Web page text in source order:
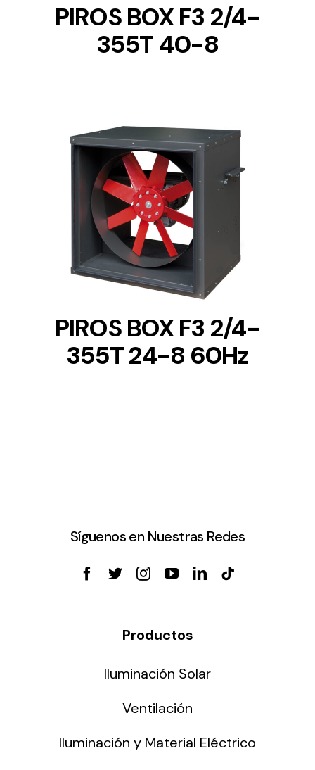
PIROS BOX F3 2/4-
355T 40-8
DETAILS
PIROS BOX F3 2/4-
355T 24-8 60Hz
Síguenos en Nuestras Redes
Productos
Iluminación Solar
Ventilación
Iluminación y Material Eléctrico